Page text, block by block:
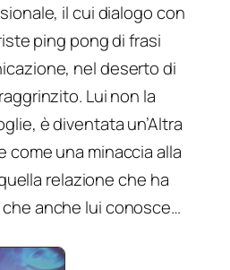
il cui dialogo con
ping pong di frasi
nel deserto di
Lui non la
è diventata un’Altra
come una minaccia alla
relazione che ha
anche lui conosce…